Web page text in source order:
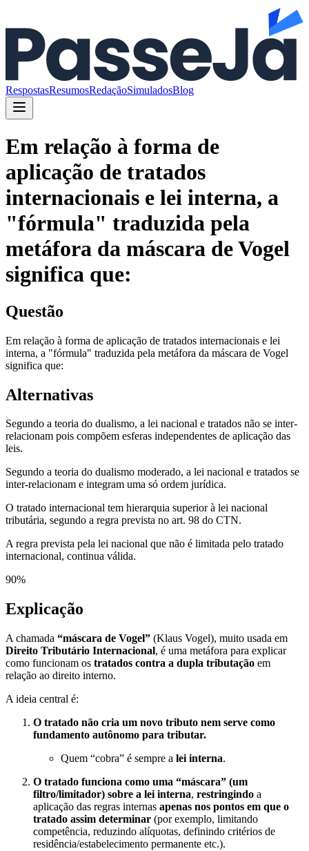
RespostasResumosRedaçãoSimuladosBlog
Em relação à forma de
aplicação de tratados
internacionais e lei interna, a
"fórmula" traduzida pela
metáfora da máscara de Vogel
significa que:
Questão
Em relação à forma de aplicação de tratados internacionais e lei
interna, a "fórmula" traduzida pela metáfora da máscara de Vogel
significa que:
Alternativas
Segundo a teoria do dualismo, a lei nacional e tratados não se inter-
relacionam pois compõem esferas independentes de aplicação das
leis.
Segundo a teoria do dualismo moderado, a lei nacional e tratados se
inter-relacionam e integram uma só ordem jurídica.
O tratado internacional tem hierarquia superior à lei nacional
tributária, segundo a regra prevista no art. 98 do CTN.
A regra prevista pela lei nacional que não é limitada pelo tratado
internacional, continua válida.
90%
Explicação
A chamada “máscara de Vogel” (Klaus Vogel), muito usada em
Direito Tributário Internacional, é uma metáfora para explicar
como funcionam os tratados contra a dupla tributação em
relação ao direito interno.
A ideia central é:
O tratado não cria um novo tributo nem serve como
fundamento autônomo para tributar.
Quem “cobra” é sempre a lei interna.
O tratado funciona como uma “máscara” (um
filtro/limitador) sobre a lei interna, restringindo a
aplicação das regras internas apenas nos pontos em que o
tratado assim determinar (por exemplo, limitando
competência, reduzindo alíquotas, definindo critérios de
residência/estabelecimento permanente etc.).